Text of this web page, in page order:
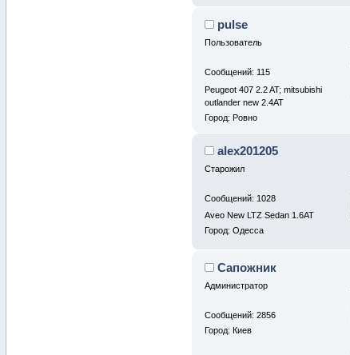
pulse
Пользователь
Сообщений: 115
Peugeot 407 2.2 AT; mitsubishi
outlander new 2.4AT
Город: Ровно
alex201205
Старожил
Сообщений: 1028
Aveo New LTZ Sedan 1.6AT
Город: Одесса
Сапожник
Администратор
Сообщений: 2856
Город: Киев